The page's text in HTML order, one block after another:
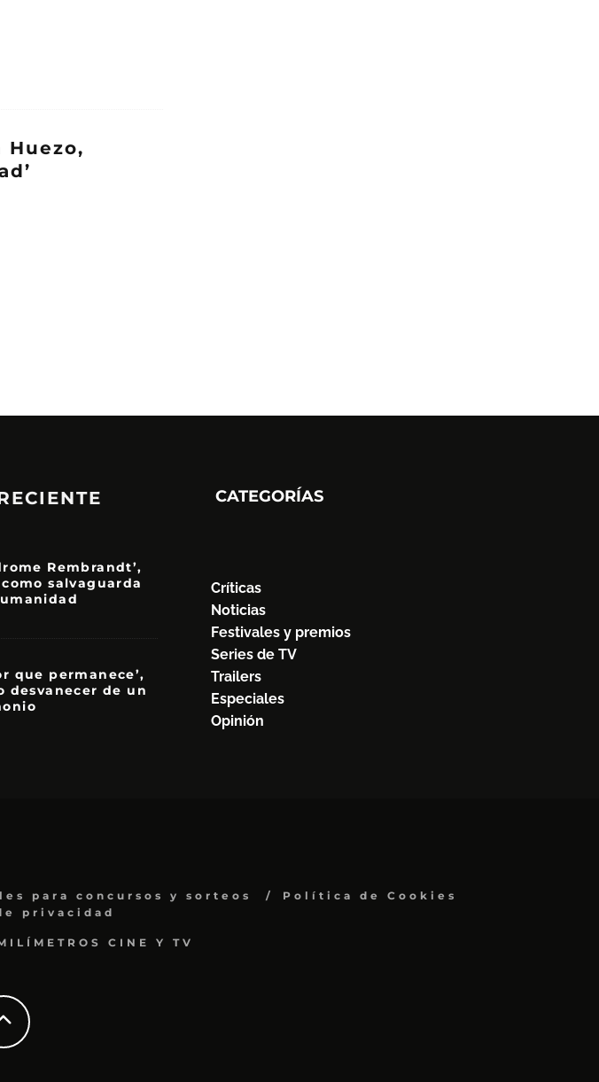
Rembrandt’,
salvaguarda
que permanece’,
desvanecer de un
CATEGORÍAS
Críticas
Noticias
Festivales y premios
Series de TV
Trailers
Especiales
Opinión
para concursos y sorteos
Política de Cookies
privacidad
CINE Y TV